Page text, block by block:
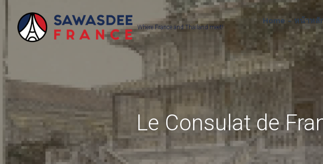
Where France and Thailand meet!
Home - หน้าหลั
Le Consulat de